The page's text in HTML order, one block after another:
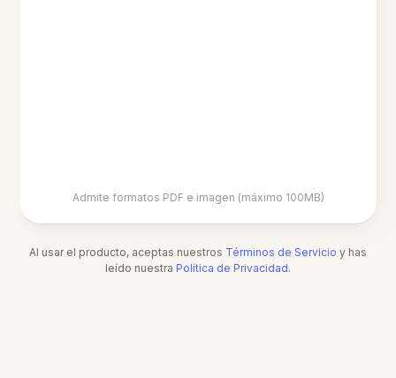
Admite formatos PDF e imagen (máximo 100MB)
Al usar el producto, aceptas nuestros Términos de Servicio y has
leído nuestra Política de Privacidad.